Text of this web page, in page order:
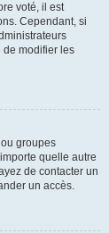
voté, il est
Cependant, si
de modifier les
groupes
quelle autre
de contacter un
un accès.